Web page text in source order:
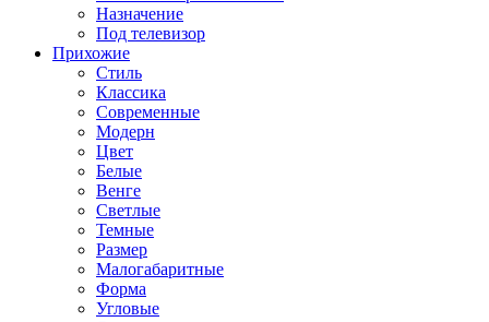
Назначение
Под телевизор
Прихожие
Стиль
Классика
Современные
Модерн
Цвет
Белые
Венге
Светлые
Темные
Размер
Малогабаритные
Форма
Угловые